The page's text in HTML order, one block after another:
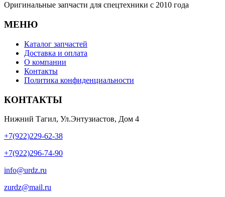
Оригинальные запчасти для спецтехники с 2010 года
МЕНЮ
Каталог запчастей
Доставка и оплата
О компании
Контакты
Политика конфиденциальности
КОНТАКТЫ
Нижний Тагил, Ул.Энтузиастов, Дом 4
+7(922)229-62-38
+7(922)296-74-90
info@urdz.ru
zurdz@mail.ru